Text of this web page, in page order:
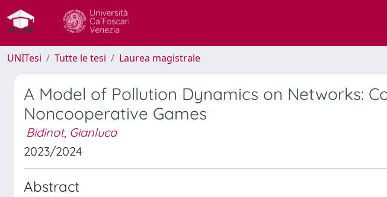
UNITesi Tutte le tesi Laurea magistrale
A Model of Pollution Dynamics on Networks:
Noncooperative Games
Bidinot, Gianluca
2023/2024
Abstract